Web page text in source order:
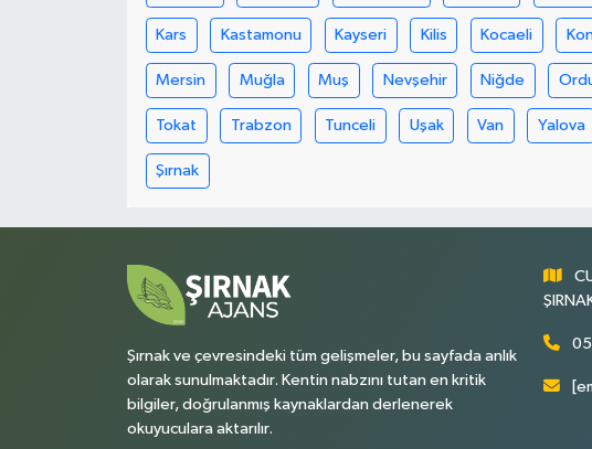
Kars Kastamonu Kayseri Kilis Kocaeli
Mersin Muğla Muş Nevşehir Niğde
Tokat Trabzon Tunceli Uşak Van Yalova
Şırnak
Şırnak ve çevresindeki tüm gelişmeler, bu sayfada anlık
olarak sunulmaktadır. Kentin nabzını tutan en kritik
bilgiler, doğrulanmış kaynaklardan derlenerek
okuyuculara aktarılır.